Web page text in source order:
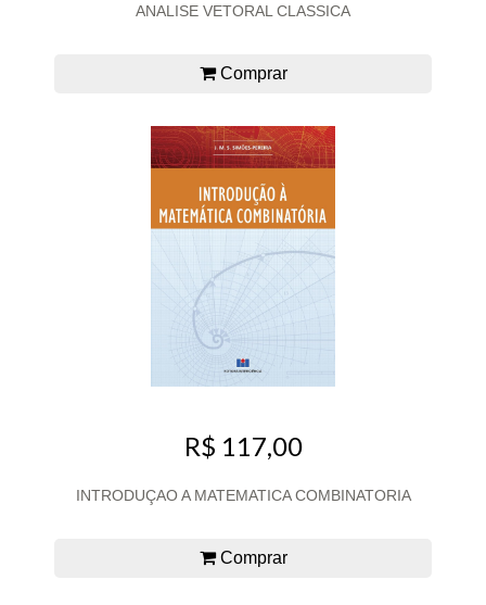
ANALISE VETORAL CLASSICA
Comprar
R$ 117,00
INTRODUÇAO A MATEMATICA COMBINATORIA
Comprar